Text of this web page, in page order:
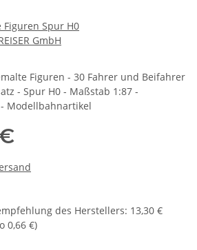
Figuren Spur H0
GmbH
Figuren - 30 Fahrer und Beifahrer
- Spur H0 - Maßstab 1:87 -
Modellbahnartikel
des Herstellers: 13,30 €
0,66 €)